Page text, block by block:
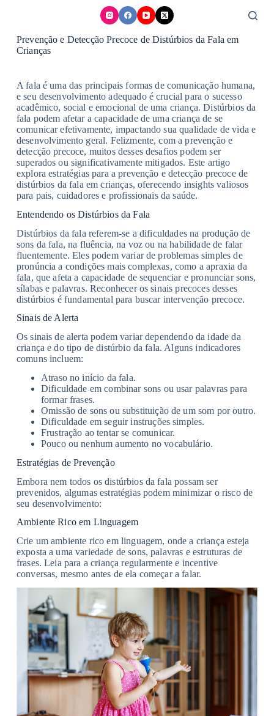
Prevenção e Detecção Precoce de Distúrbios da Fala em
Crianças
A fala é uma das principais formas de comunicação humana,
e seu desenvolvimento adequado é crucial para o sucesso
acadêmico, social e emocional de uma criança. Distúrbios da
fala podem afetar a capacidade de uma criança de se
comunicar efetivamente, impactando sua qualidade de vida e
desenvolvimento geral. Felizmente, com a prevenção e
detecção precoce, muitos desses desafios podem ser
superados ou significativamente mitigados. Este artigo
explora estratégias para a prevenção e detecção precoce de
distúrbios da fala em crianças, oferecendo insights valiosos
para pais, cuidadores e profissionais da saúde.
Entendendo os Distúrbios da Fala
Distúrbios da fala referem-se a dificuldades na produção de
sons da fala, na fluência, na voz ou na habilidade de falar
fluentemente. Eles podem variar de problemas simples de
pronúncia a condições mais complexas, como a apraxia da
fala, que afeta a capacidade de sequenciar e pronunciar sons,
sílabas e palavras. Reconhecer os sinais precoces desses
distúrbios é fundamental para buscar intervenção precoce.
Sinais de Alerta
Os sinais de alerta podem variar dependendo da idade da
criança e do tipo de distúrbio da fala. Alguns indicadores
comuns incluem:
Atraso no início da fala.
Dificuldade em combinar sons ou usar palavras para
formar frases.
Omissão de sons ou substituição de um som por outro.
Dificuldade em seguir instruções simples.
Frustração ao tentar se comunicar.
Pouco ou nenhum aumento no vocabulário.
Estratégias de Prevenção
Embora nem todos os distúrbios da fala possam ser
prevenidos, algumas estratégias podem minimizar o risco de
seu desenvolvimento:
Ambiente Rico em Linguagem
Crie um ambiente rico em linguagem, onde a criança esteja
exposta a uma variedade de sons, palavras e estruturas de
frases. Leia para a criança regularmente e incentive
conversas, mesmo antes de ela começar a falar.